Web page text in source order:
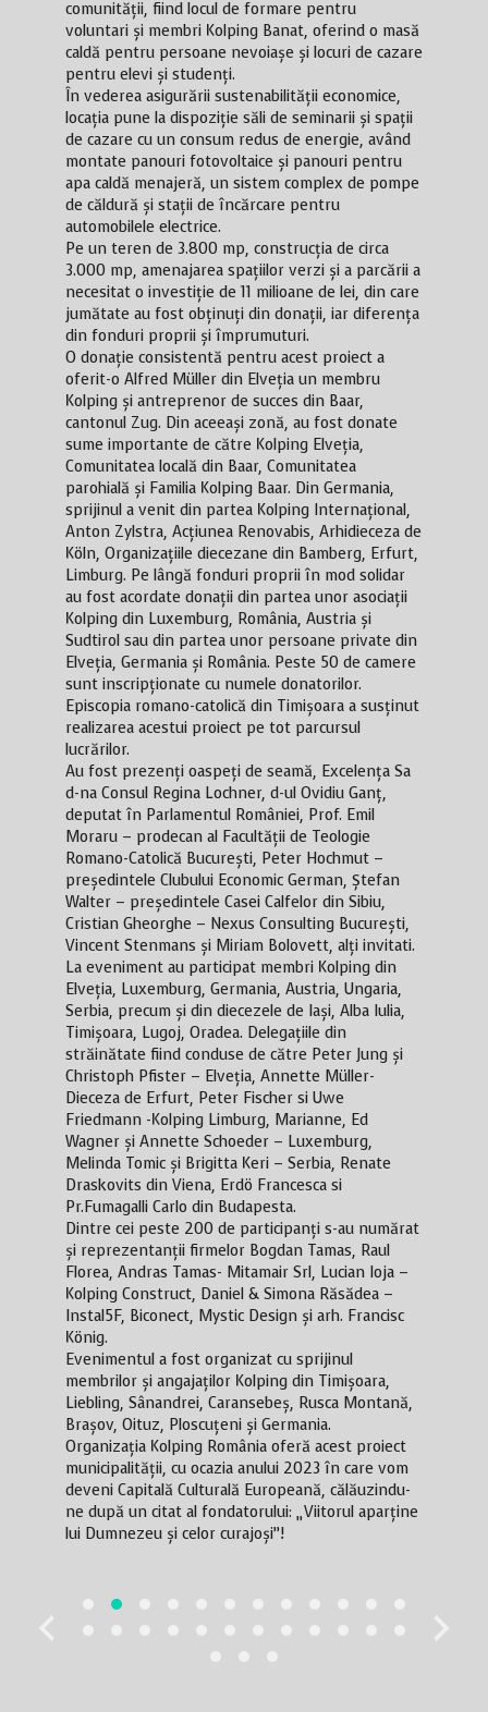
comunității, fiind locul de formare pentru
voluntari și membri Kolping Banat, oferind o masă
caldă pentru persoane nevoiașe și locuri de cazare
pentru elevi și studenți.
În vederea asigurării sustenabilității economice,
locația pune la dispoziție săli de seminarii și spații
de cazare cu un consum redus de energie, având
montate panouri fotovoltaice și panouri pentru
apa caldă menajeră, un sistem complex de pompe
de căldură și stații de încărcare pentru
automobilele electrice.
Pe un teren de 3.800 mp, construcția de circa
3.000 mp, amenajarea spațiilor verzi și a parcării a
necesitat o investiție de 11 milioane de lei, din care
jumătate au fost obținuți din donații, iar diferența
din fonduri proprii și împrumuturi.
O donație consistentă pentru acest proiect a
oferit-o Alfred Müller din Elveția un membru
Kolping și antreprenor de succes din Baar,
cantonul Zug. Din aceeași zonă, au fost donate
sume importante de către Kolping Elveția,
Comunitatea locală din Baar, Comunitatea
parohială și Familia Kolping Baar. Din Germania,
sprijinul a venit din partea Kolping Internațional,
Anton Zylstra, Acțiunea Renovabis, Arhidieceza de
Köln, Organizațiile diecezane din Bamberg, Erfurt,
Limburg. Pe lângă fonduri proprii în mod solidar
au fost acordate donații din partea unor asociații
Kolping din Luxemburg, România, Austria și
Sudtirol sau din partea unor persoane private din
Elveția, Germania și România. Peste 50 de camere
sunt inscripționate cu numele donatorilor.
Episcopia romano-catolică din Timișoara a susținut
realizarea acestui proiect pe tot parcursul
lucrărilor.
Au fost prezenți oaspeți de seamă, Excelența Sa
d-na Consul Regina Lochner, d-ul Ovidiu Ganț,
deputat în Parlamentul României, Prof. Emil
Moraru – prodecan al Facultății de Teologie
Romano-Catolică București, Peter Hochmut –
președintele Clubului Economic German, Ștefan
Walter – președintele Casei Calfelor din Sibiu,
Cristian Gheorghe – Nexus Consulting București,
Vincent Stenmans și Miriam Bolovett, alți invitati.
La eveniment au participat membri Kolping din
Elveția, Luxemburg, Germania, Austria, Ungaria,
Serbia, precum și din diecezele de Iași, Alba Iulia,
Timișoara, Lugoj, Oradea. Delegațiile din
străinătate fiind conduse de către Peter Jung și
Christoph Pfister – Elveția, Annette Müller-
Dieceza de Erfurt, Peter Fischer si Uwe
Friedmann -Kolping Limburg, Marianne, Ed
Wagner și Annette Schoeder – Luxemburg,
Melinda Tomic și Brigitta Keri – Serbia, Renate
Draskovits din Viena, Erdö Francesca si
Pr.Fumagalli Carlo din Budapesta.
Dintre cei peste 200 de participanți s-au numărat
și reprezentanții firmelor Bogdan Tamas, Raul
Florea, Andras Tamas- Mitamair Srl, Lucian Ioja –
Kolping Construct, Daniel & Simona Răsădea –
Instal5F, Biconect, Mystic Design și arh. Francisc
König.
Evenimentul a fost organizat cu sprijinul
membrilor și angajaților Kolping din Timișoara,
Liebling, Sânandrei, Caransebeș, Rusca Montană,
Brașov, Oituz, Ploscuțeni și Germania.
Organizația Kolping România oferă acest proiect
municipalității, cu ocazia anului 2023 în care vom
deveni Capitală Culturală Europeană, călăuzindu-
ne după un citat al fondatorului: „Viitorul aparține
lui Dumnezeu și celor curajoși”!